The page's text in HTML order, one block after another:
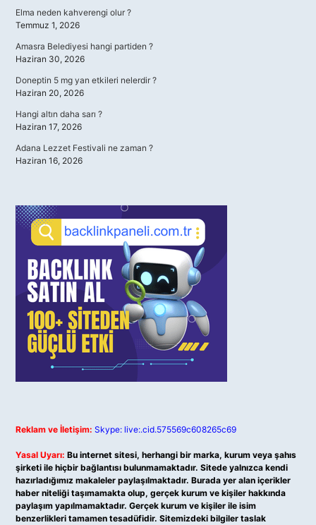
Elma neden kahverengi olur ?
Temmuz 1, 2026
Amasra Belediyesi hangi partiden ?
Haziran 30, 2026
Doneptin 5 mg yan etkileri nelerdir ?
Haziran 20, 2026
Hangi altın daha sarı ?
Haziran 17, 2026
Adana Lezzet Festivali ne zaman ?
Haziran 16, 2026
Reklam ve İletişim: Skype: live:.cid.575569c608265c69
Yasal Uyarı: Bu internet sitesi, herhangi bir marka, kurum veya şahıs
şirketi ile hiçbir bağlantısı bulunmamaktadır. Sitede yalnızca kendi
hazırladığımız makaleler paylaşılmaktadır. Burada yer alan içerikler
haber niteliği taşımamakta olup, gerçek kurum ve kişiler hakkında
paylaşım yapılmamaktadır. Gerçek kurum ve kişiler ile isim
benzerlikleri tamamen tesadüfidir. Sitemizdeki bilgiler taslak